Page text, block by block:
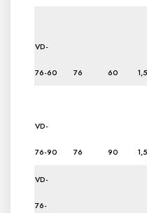
VD-
76-60 76 60 1,5
VD-
76-90 76 90 1,5
VD-
76-